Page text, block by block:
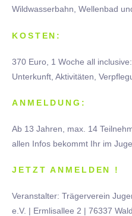
Wildwasserbahn, Wellenbad
KOSTEN:
370 Euro, 1 Woche all
Unterkunft, Aktivitäten,
ANMELDUNG:
Ab 13 Jahren, max. 14
allen Infos bekommt Ihr im
JETZT ANMELDEN !
Veranstalter: Trägerverein
e.V. | Ermlisallee 2 | 76337